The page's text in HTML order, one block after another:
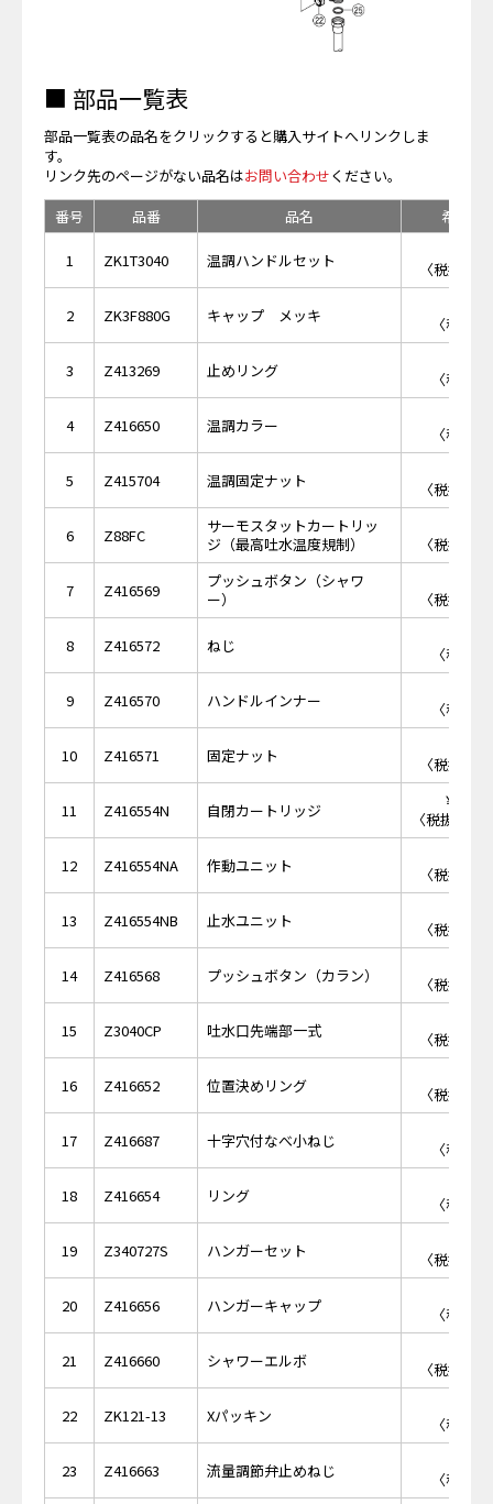
■ 部品一覧表
部品一覧表の品名をクリックすると購入サイトへリンクしま
す。
リンク先のページがない品名はお問い合わせください。
番号
品番 品名 希望小
1 ZK1T3040 温調ハンドルセット
〈税抜価
2 ZK3F880G キャップ メッキ
〈税抜
3 Z413269 止めリング
〈税抜
4 Z416650 温調カラー
〈税抜
5 Z415704 温調固定ナット
〈税抜価
6 Z88FC
サーモスタットカートリッ
ジ（最高吐水温度規制）
〈税抜価
7 Z416569
プッシュボタン（シャワ
ー）
〈税抜価
8 Z416572 ねじ
〈税抜
9 Z416570 ハンドルインナー
〈税抜
10 Z416571 固定ナット
〈税抜価
11 Z416554N 自閉カートリッジ
￥
〈税抜価格
12 Z416554NA 作動ユニット
〈税抜価
13 Z416554NB 止水ユニット
〈税抜価
14 Z416568 プッシュボタン（カラン）
〈税抜価
15 Z3040CP 吐水口先端部一式
〈税抜価
16 Z416652 位置決めリング
〈税抜価
17 Z416687 十字穴付なべ小ねじ
〈税抜
18 Z416654 リング
〈税抜
19 Z340727S ハンガーセット
〈税抜価
20 Z416656 ハンガーキャップ
〈税抜
21 Z416660 シャワーエルボ
〈税抜価
22 ZK121-13 Xパッキン
〈税抜
23 Z416663 流量調節弁止めねじ
〈税抜